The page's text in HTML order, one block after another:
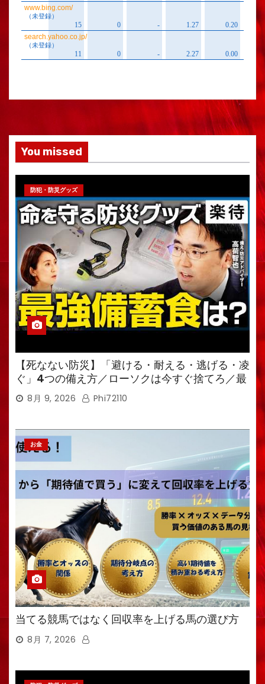
You missed
防犯・防災グッズ
【死なない防災】「避ける・耐える・逃げる・凌
ぐ」4つの備え方／ローソクは今すぐ捨てろ／最
強備蓄食は「羊羹」／トイレ備蓄がなければ食料
も無意味
8月 9, 2026 Phi72110
お金
当てる競馬ではなく回収率を上げる馬の選び方
8月 7, 2026